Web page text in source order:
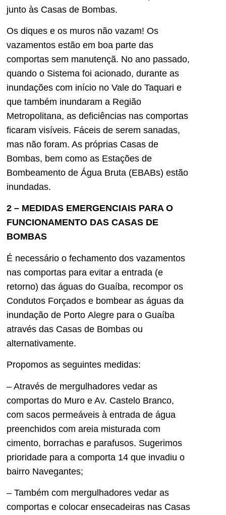
junto às Casas de Bombas.
Os diques e os muros não vazam! Os
vazamentos estão em boa parte das
comportas sem manutençã. No ano passado,
quando o Sistema foi acionado, durante as
inundações com início no Vale do Taquari e
que também inundaram a Região
Metropolitana, as deficiências nas comportas
ficaram visíveis. Fáceis de serem sanadas,
mas não foram. As próprias Casas de
Bombas, bem como as Estações de
Bombeamento de Água Bruta (EBABs) estão
inundadas.
2 – MEDIDAS EMERGENCIAIS PARA O
FUNCIONAMENTO DAS CASAS DE
BOMBAS
É necessário o fechamento dos vazamentos
nas comportas para evitar a entrada (e
retorno) das águas do Guaíba, recompor os
Condutos Forçados e bombear as águas da
inundação de Porto Alegre para o Guaíba
através das Casas de Bombas ou
alternativamente.
Propomos as seguintes medidas:
– Através de mergulhadores vedar as
comportas do Muro e Av. Castelo Branco,
com sacos permeáveis à entrada de água
preenchidos com areia misturada com
cimento, borrachas e parafusos. Sugerimos
prioridade para a comporta 14 que invadiu o
bairro Navegantes;
– Também com mergulhadores vedar as
comportas e colocar ensecadeiras nas Casas